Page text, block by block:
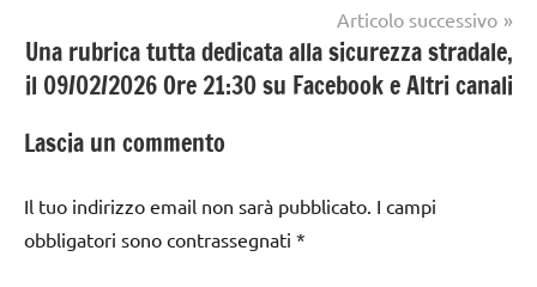
Articolo successivo
Una rubrica tutta dedicata alla sicurezza stradale,
il 09/02/2026 Ore 21:30 su Facebook e Altri canali
Lascia un commento
Il tuo indirizzo email non sarà pubblicato. I campi
obbligatori sono contrassegnati *